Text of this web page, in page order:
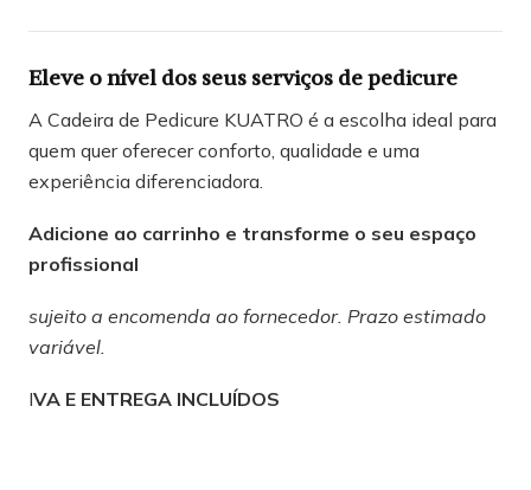
Eleve o nível dos seus serviços de pedicure
A Cadeira de Pedicure KUATRO é a escolha ideal para
quem quer oferecer conforto, qualidade e uma
experiência diferenciadora.
Adicione ao carrinho e transforme o seu espaço
profissional
sujeito a encomenda ao fornecedor. Prazo estimado
variável.
IVA E ENTREGA INCLUÍDOS